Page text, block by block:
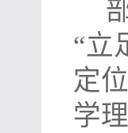
“立
定
学